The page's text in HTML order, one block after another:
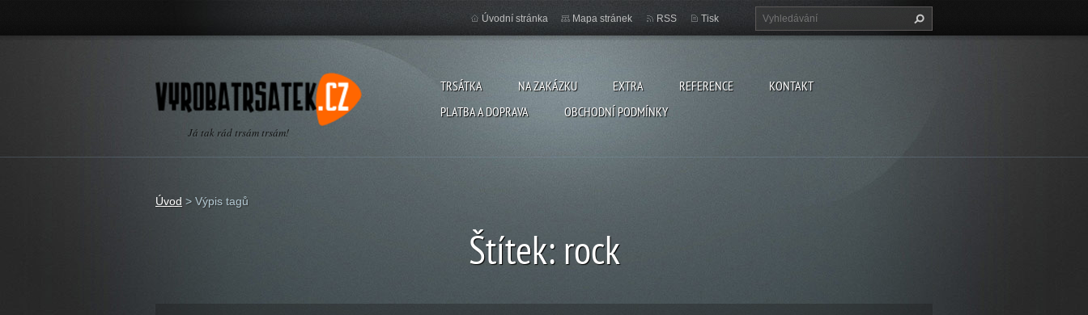
Já tak rád trsám trsám!
TRSÁTKA NA ZAKÁZKU EXTRA REFERENCE
KONTAKT
PLATBA A DOPRAVA
OBCHODNÍ PODMÍNKY
Úvodní stránka Mapa stránek RSS Tisk
Úvod > Výpis tagů
Štítek: rock